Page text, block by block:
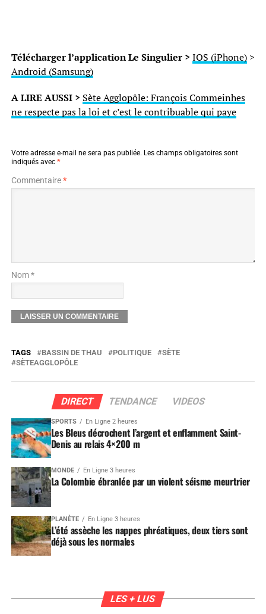
Télécharger l’application Le Singulier > IOS (iPhone)>
Android (Samsung)
A LIRE AUSSI > Sète Agglopôle: François Commeinhes
ne respecte pas la loi et c’est le contribuable qui paye
Votre adresse e-mail ne sera pas publiée. Les champs obligatoires sont
indiqués avec *
Commentaire*
Nom *
TAGS BASSIN DE THAU POLITIQUE
SÈTE
SÈTEAGGLOPÔLE
DIRECT TENDANCE VIDEOS
SPORTS En Ligne 2 heures
Les Bleus décrochent l’argent et enflamment Saint-
Denis au relais 4×200 m
MONDE En Ligne 3 heures
La Colombie ébranlée par un violent séisme meurtrier
PLANÈTE En Ligne 3 heures
L’été assèche les nappes phréatiques, deux tiers sont
déjà sous les normales
LES + LUS